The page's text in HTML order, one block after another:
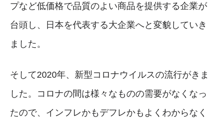
プなど低価格で品質のよい商品を提供する企業が
台頭し、日本を代表する大企業へと変貌していき
ました。
そして2020年、新型コロナウイルスの流行がきま
した。コロナの間は様々なものの需要がなくなっ
たので、インフレかもデフレかもよくわからなく